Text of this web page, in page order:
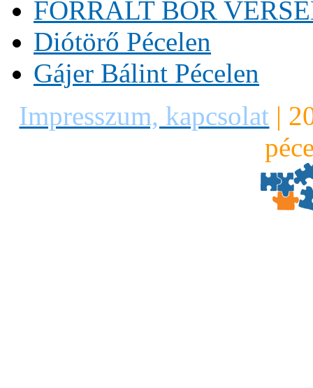
FORRALT BOR
Diótörő Pécelen
Gájer Bálint Pécelen
Impresszum, kapcsolat |